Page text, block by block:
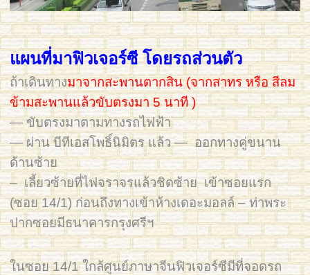
แผนที่มาฟิวเจอร์ซี โดยรถส่วนตัว
ถ้าเดินทางมาจากสะพานตากสิน (จากสาทร หรือ สีลม
ข้ามสะพานแล้วขับตรงมา 5 นาที )
— ขับตรงมาตามทางรถไฟฟ้า
— ผ่าน บีทีเอสโพธิ์นิมิตร แล้ว — ออกทางคู่ขนาน
ด้านซ้าย
– เลี้ยวซ้ายที่ไฟจราจรแล้วชิดซ้าย เข้าซอยแรก
(ซอย 14/1) ก่อนถึงทางเข้าห้างเดอะมอลล์ – ท่าพระ
ปากซอยมีธนาคารกรุงศรีฯ
ในซอย 14/1 ใกล้ศูนย์ภาษาจีนฟิวเจอร์ซีมีที่จอดรถ